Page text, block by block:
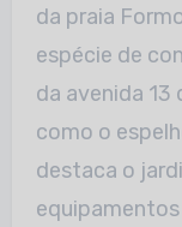
da praia
espécie de
da avenida 13
como o
destaca o